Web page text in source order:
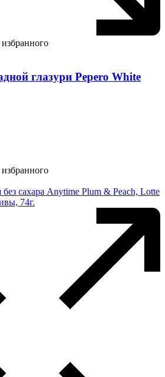
глазури Pepero White